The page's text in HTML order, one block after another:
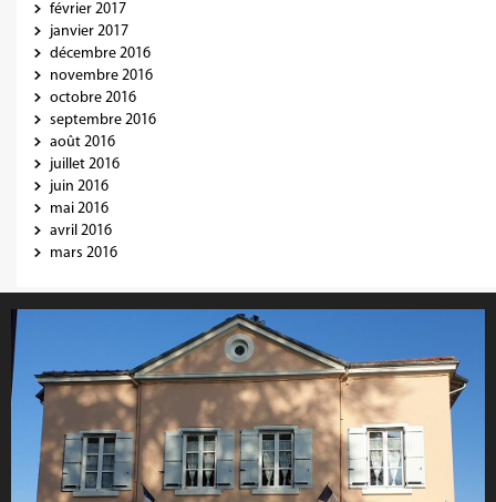
février 2017
janvier 2017
décembre 2016
novembre 2016
octobre 2016
septembre 2016
août 2016
juillet 2016
juin 2016
mai 2016
avril 2016
mars 2016